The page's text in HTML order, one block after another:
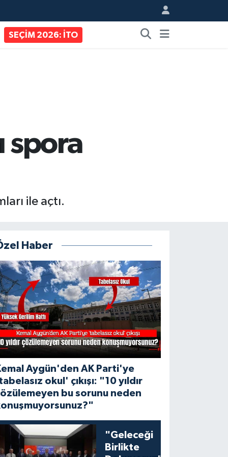
SEÇİM 2026: İTO
spora
ile açtı.
Haber
Aygün'den AK Parti'ye
okul' çıkışı: "10 yıldır
bu sorunu neden
"Geleceği
Birlikte